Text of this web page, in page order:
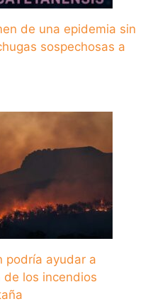
de una epidemia sin
sospechosas a
podría ayudar a
los incendios